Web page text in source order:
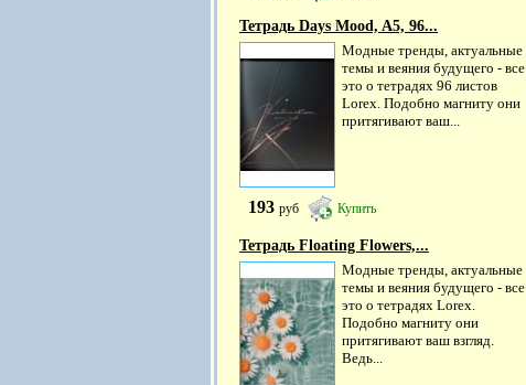
Тетрадь Days Mood, A5, 96...
Модные тренды, актуальные
темы и веяния будущего - все
это о тетрадях 96 листов
Lorex. Подобно магниту они
притягивают ваш...
193 руб Купить
Тетрадь Floating Flowers,...
Модные тренды, актуальные
темы и веяния будущего - все
это о тетрадях Lorex.
Подобно магниту они
притягивают ваш взгляд.
Ведь...